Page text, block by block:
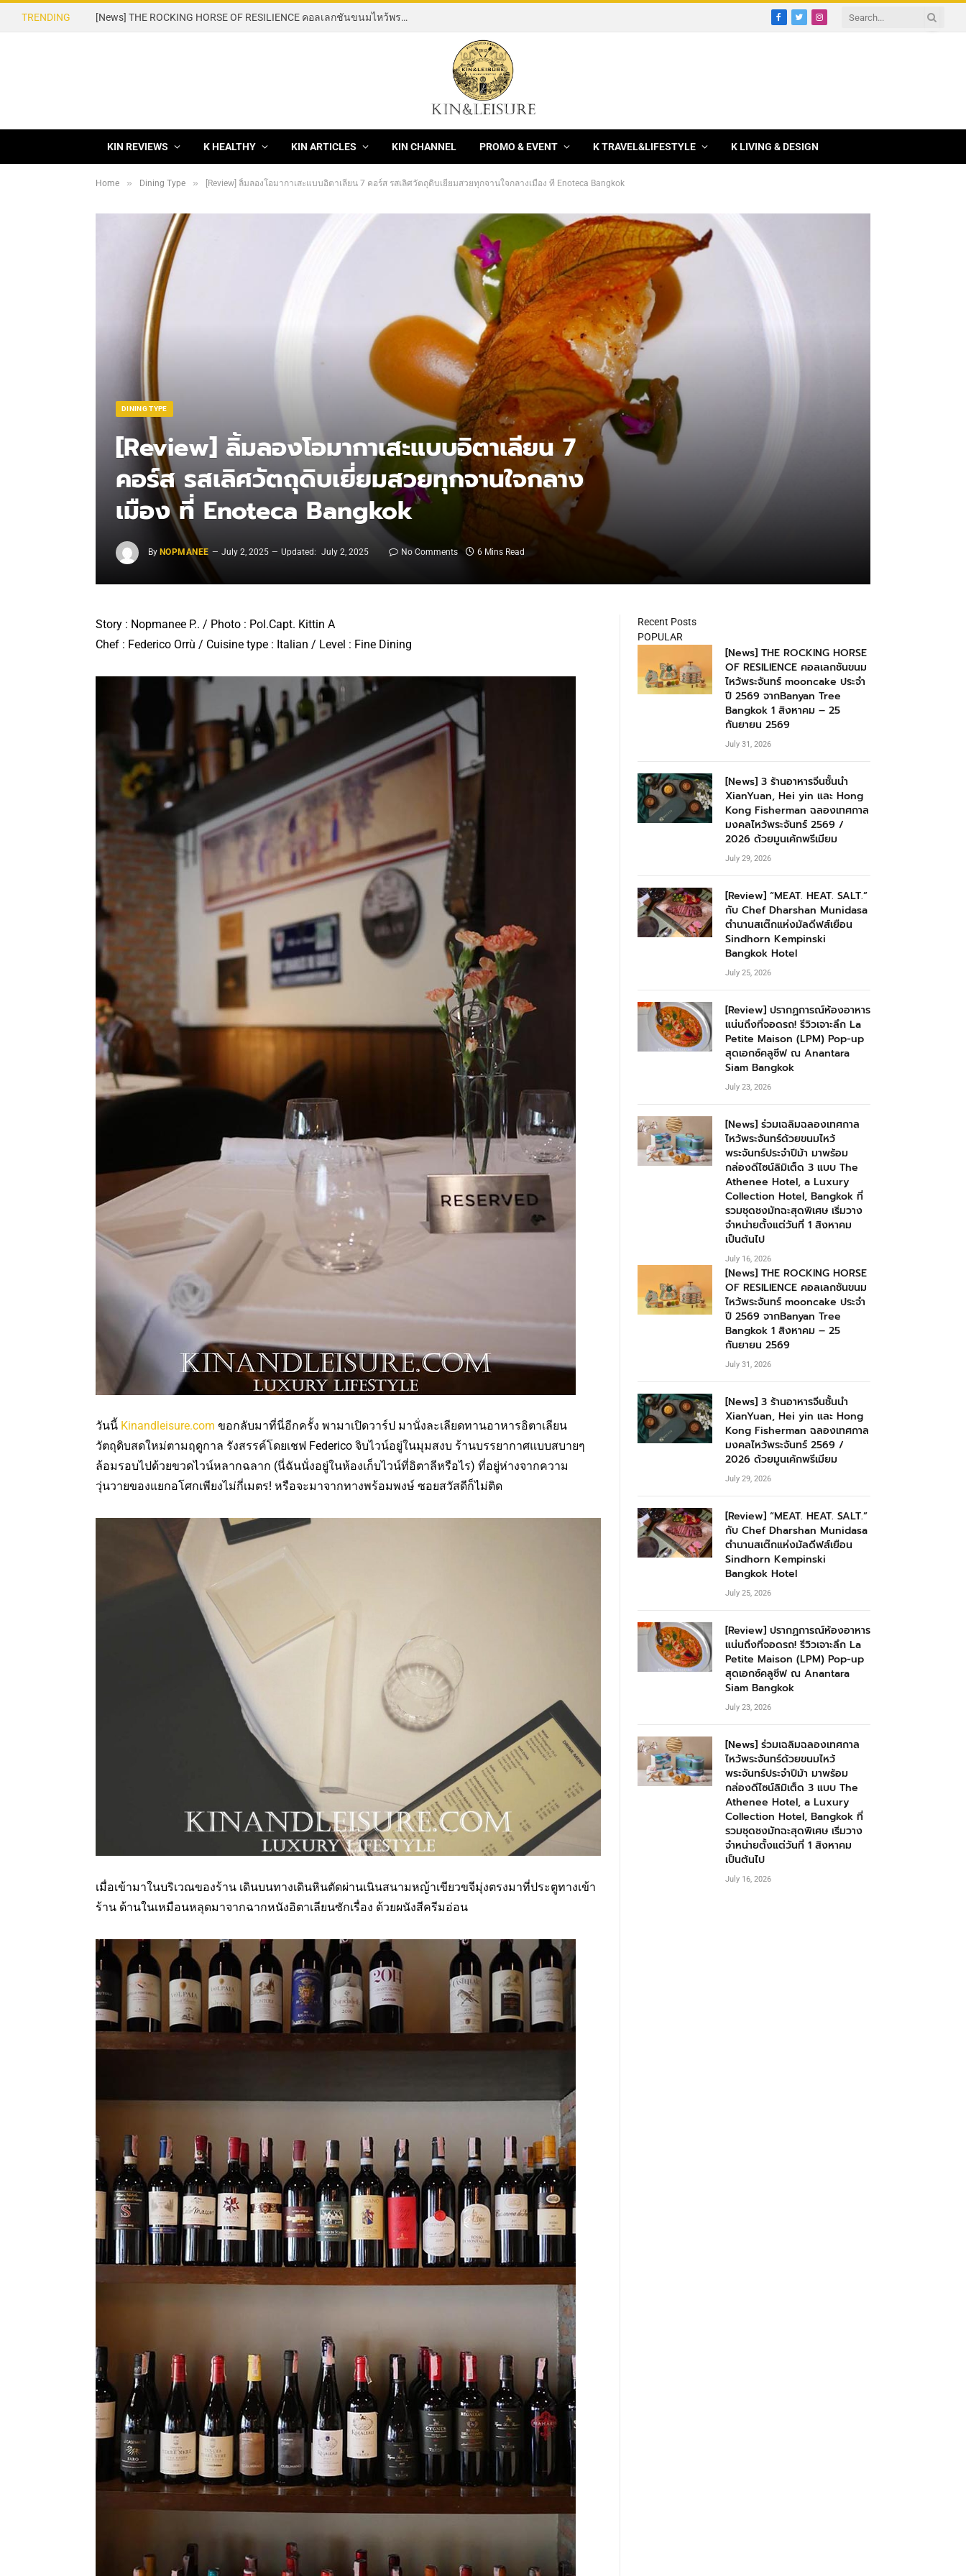
TRENDING [News] THE ROCKING HORSE OF RESILIENCE คอลเลกชันขนมไหว้พระจันทร์ mooncake ประจำปี 2569 จากBanyan Tree Bangkok 1 สิงหาคม – 25 กันยายน 2569
Facebook
TwitterInstagram
KIN REVIEWS K HEALTHY KIN ARTICLES KIN CHANNEL PROMO & EVENT K TRAVEL&LIFESTYLE K LIVING & DESIGN
Home » Dining Type » [Review] ลิ้มลองโอมากาเสะแบบอิตาเลียน 7 คอร์ส รสเลิศวัตถุดิบเยี่ยมสวยทุกจานใจกลางเมือง ที่ Enoteca Bangkok
DINING TYPE
[Review] ลิ้มลองโอมากาเสะแบบอิตาเลียน 7
คอร์ส รสเลิศวัตถุดิบเยี่ยมสวยทุกจานใจกลาง
เมือง ที่ Enoteca Bangkok
By NOPMANEE July 2, 2025 Updated: July 2, 2025 No Comments 6 Mins Read
Story : Nopmanee P.. / Photo : Pol.Capt. Kittin A
Chef : Federico Orrù / Cuisine type : Italian / Level : Fine Dining
วันนี้ Kinandleisure.com ขอกลับมาที่นี่อีกครั้ง พามาเปิดวาร์ป มานั่งละเลียดทานอาหารอิตาเลียน
วัตถุดิบสดใหม่ตามฤดูกาล รังสรรค์โดยเชฟ Federico จิบไวน์อยู่ในมุมสงบ ร้านบรรยากาศแบบสบายๆ
ล้อมรอบไปด้วยขวดไวน์หลากฉลาก (นี่ฉันนั่งอยู่ในห้องเก็บไวน์ที่อิตาลีหรือไร) ที่อยู่ห่างจากความ
วุ่นวายของแยกอโศกเพียงไม่กี่เมตร! หรือจะมาจากทางพร้อมพงษ์ ซอยสวัสดีก็ไม่ติด
เมื่อเข้ามาในบริเวณของร้าน เดินบนทางเดินหินตัดผ่านเนินสนามหญ้าเขียวขจีมุ่งตรงมาที่ประตูทางเข้า
ร้าน ด้านในเหมือนหลุดมาจากฉากหนังอิตาเลียนซักเรื่อง ด้วยผนังสีครีมอ่อน
Recent Posts
POPULAR
[News] THE ROCKING HORSE
OF RESILIENCE คอลเลกชันขนม
ไหว้พระจันทร์ mooncake ประจำ
ปี 2569 จากBanyan Tree
Bangkok 1 สิงหาคม – 25
กันยายน 2569
July 31, 2026
[News] 3 ร้านอาหารจีนชั้นนำ
XianYuan, Hei yin และ Hong
Kong Fisherman ฉลองเทศกาล
มงคลไหว้พระจันทร์ 2569 /
2026 ด้วยมูนเค้กพรีเมียม
July 29, 2026
[Review] “MEAT. HEAT. SALT.”
กับ Chef Dharshan Munidasa
ตำนานสเต๊กแห่งมัลดีฟส์เยือน
Sindhorn Kempinski
Bangkok Hotel
July 25, 2026
[Review] ปรากฏการณ์ห้องอาหาร
แน่นถึงที่จอดรถ! รีวิวเจาะลึก La
Petite Maison (LPM) Pop-up
สุดเอกซ์คลูซีฟ ณ Anantara
Siam Bangkok
July 23, 2026
[News] ร่วมเฉลิมฉลองเทศกาล
ไหว้พระจันทร์ด้วยขนมไหว้
พระจันทร์ประจำปีม้า มาพร้อม
กล่องดีไซน์ลิมิเต็ด 3 แบบ The
Athenee Hotel, a Luxury
Collection Hotel, Bangkok ที่
รวมชุดชงมัทฉะสุดพิเศษ เริ่มวาง
จำหน่ายตั้งแต่วันที่ 1 สิงหาคม
เป็นต้นไป
July 16, 2026
[News] THE ROCKING HORSE
OF RESILIENCE คอลเลกชันขนม
ไหว้พระจันทร์ mooncake ประจำ
ปี 2569 จากBanyan Tree
Bangkok 1 สิงหาคม – 25
กันยายน 2569
July 31, 2026
[News] 3 ร้านอาหารจีนชั้นนำ
XianYuan, Hei yin และ Hong
Kong Fisherman ฉลองเทศกาล
มงคลไหว้พระจันทร์ 2569 /
2026 ด้วยมูนเค้กพรีเมียม
July 29, 2026
[Review] “MEAT. HEAT. SALT.”
กับ Chef Dharshan Munidasa
ตำนานสเต๊กแห่งมัลดีฟส์เยือน
Sindhorn Kempinski
Bangkok Hotel
July 25, 2026
[Review] ปรากฏการณ์ห้องอาหาร
แน่นถึงที่จอดรถ! รีวิวเจาะลึก La
Petite Maison (LPM) Pop-up
สุดเอกซ์คลูซีฟ ณ Anantara
Siam Bangkok
July 23, 2026
[News] ร่วมเฉลิมฉลองเทศกาล
ไหว้พระจันทร์ด้วยขนมไหว้
พระจันทร์ประจำปีม้า มาพร้อม
กล่องดีไซน์ลิมิเต็ด 3 แบบ The
Athenee Hotel, a Luxury
Collection Hotel, Bangkok ที่
รวมชุดชงมัทฉะสุดพิเศษ เริ่มวาง
จำหน่ายตั้งแต่วันที่ 1 สิงหาคม
เป็นต้นไป
July 16, 2026